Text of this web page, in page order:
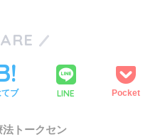
ブ LINE Pocket
トークセン